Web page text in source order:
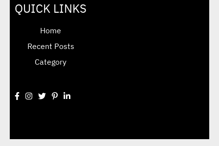
QUICK LINKS
Home
Recent Posts
Category